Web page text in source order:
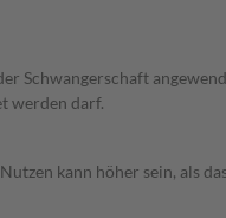
Schwangerschaft
werden darf.
kann höher sein, als